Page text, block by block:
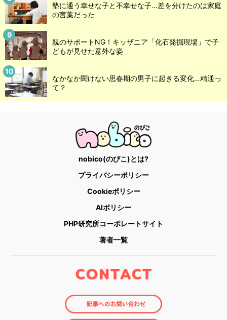
塾に通う幸せな子と不幸せな子…差を分けたのは家庭
の言葉だった
親のサポートNG！キッザニア「化石発掘現場」で子
どもが見せた意外な姿
なかなか聞けない思春期の男子に起きる変化…精通っ
て？
nobico(のびこ)とは?
プライバシーポリシー
Cookieポリシー
AIポリシー
PHP研究所コーポレートサイト
著者一覧